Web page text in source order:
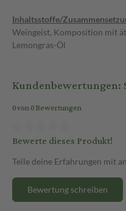
Inhaltsstoffe/
Weingeist, Komposition mit
Lemongras-Öl
Kundenbewertungen:
0 von 0 Bewertungen
Bewerte dieses Produkt!
Teile deine Erfahrungen mit
Bewertung schreiben